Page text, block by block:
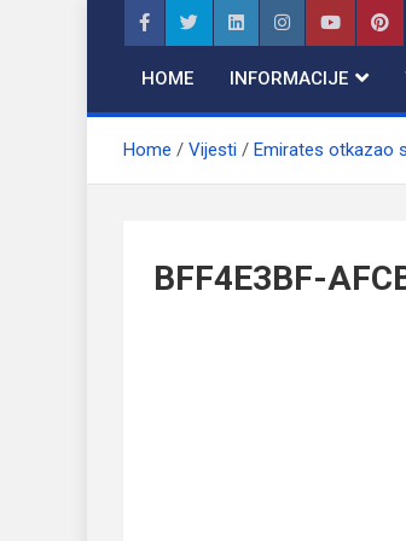
contentHOME INFORMACIJE
Home Vijesti Emirates otkazao
BFF4E3BF-